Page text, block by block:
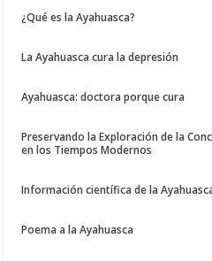
¿Qué es la Ayahuasca?
La Ayahuasca cura la depresión
Ayahuasca: doctora porque cura
Preservando la Exploración de la
en los Tiempos Modernos
Información científica de la
Poema a la Ayahuasca